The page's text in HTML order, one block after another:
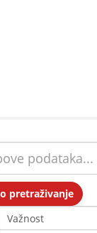
pretraživanje